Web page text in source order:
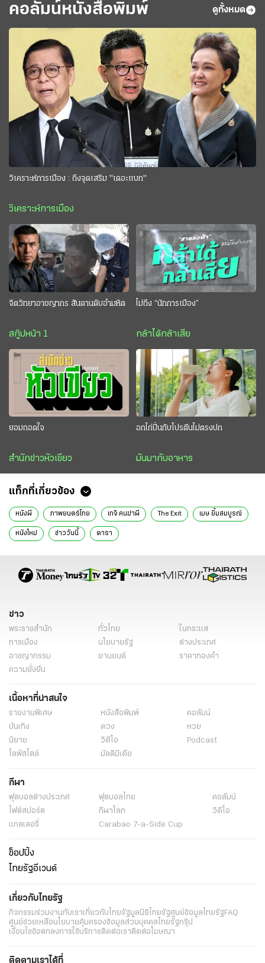
คอลัมน์หนังสือพิมพ์ ดูทั้งหมด
วิเคราะห์การเมือง : ถึงจุดเสริม "เดอะแบก"
วิเคราะห์การเมือง
จิตวิทยาอาชญากร สันดานดิบอำมหิต
สกู๊ปหน้า 1
ไม่ถึง “นักการเมือง”
กล้าได้กล้าเสีย
ยอมถอดใจ
สำนักข่าวหัวเขียว
อกไก่ปั่นกับโปรตีนไม่ตรงปก
มันมากับอาหาร
แท็กที่เกี่ยวข้อง
หนังผี ภาพยนตร์ไทย เกจิ คนฆ่าผี The Exit เมษ ยิ้มสมบูรณ์
หนังใหม่ ข่าววันนี้ ดารา
ข่าว
พระราชสำนัก ทั่วไทย
ในกระแส
การเมือง
นโยบายรัฐ
ต่างประเทศ
อาชญากรรม
ยานยนต์
ราคาทองคำ
ความยั่งยืน
เนื้อหาที่น่าสนใจ
รายงานพิเศษ หนังสือพิมพ์
คอลัมน์
บันเทิง
ดวง
หวย
นิยาย
วิดีโอ
Podcast
ไลฟ์สไตล์
มัลติมีเดีย
กีฬา
ฟุตบอลต่่างประเทศ ฟุตบอลไทย
คอลัมน์
ไฟต์สปอร์ต
กีฬาโลก
วิดีโอ
แกลเลอรี่
Carabao 7-a-Side Cup
ช็อปปิ้ง
ไทยรัฐอีเวนต์
เกี่ยวกับไทยรัฐ
กิจกรรมร่วมงานกับเราเกี่ยวกับไทยรัฐมูลนิธิไทยรัฐศูนย์ข้อมูลไทยรัฐFAQ
ศูนย์ช่วยเหลือนโยบายคุ้มครองข้อมูลส่วนบุคคลไทยรัฐกรุ๊ป
เงื่อนไขข้อตกลงการใช้บริการติดต่อเราติดต่อโฆษณา
ติดตามเราได้ที่